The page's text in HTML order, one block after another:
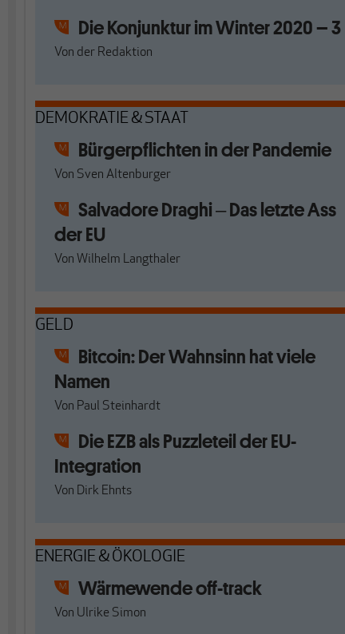
Die Konjunktur im Winter 2020 – 3
Von der Redaktion
DEMOKRATIE & STAAT
Bürgerpflichten in der Pandemie
Von Sven Altenburger
Salvadore Draghi ‒ Das letzte Ass
der EU
Von Wilhelm Langthaler
GELD
Bitcoin: Der Wahnsinn hat viele
Namen
Von Paul Steinhardt
Die EZB als Puzzleteil der EU-
Integration
Von Dirk Ehnts
ENERGIE & ÖKOLOGIE
Wärmewende off-track
Von Ulrike Simon